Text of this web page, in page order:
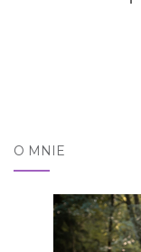
O MNIE